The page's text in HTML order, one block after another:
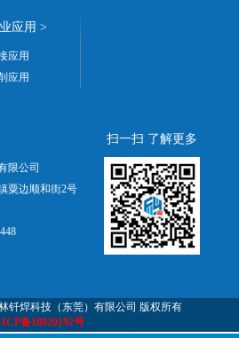
应用 >
应用
应用
限公司
粟边顺和街2号
扫一扫 了解更多
钎焊科技（东莞）有限公司 版权所有
备18020192号